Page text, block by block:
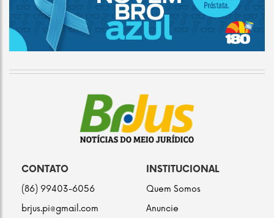
CONTATO
(86) 99403-6056
brjus.pi@gmail.com
INSTITUCIONAL
Quem Somos
Anuncie